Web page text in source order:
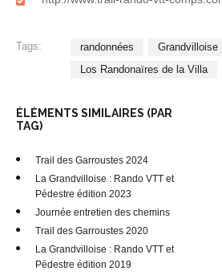
Tags: randonnées Grandvilloise
Los Randonaïres de la Villa
ÉLÉMENTS SIMILAIRES (PAR
TAG)
Trail des Garroustes 2024
La Grandvilloise : Rando VTT et
Pédestre édition 2023
Journée entretien des chemins
Trail des Garroustes 2020
La Grandvilloise : Rando VTT et
Pédestre édition 2019